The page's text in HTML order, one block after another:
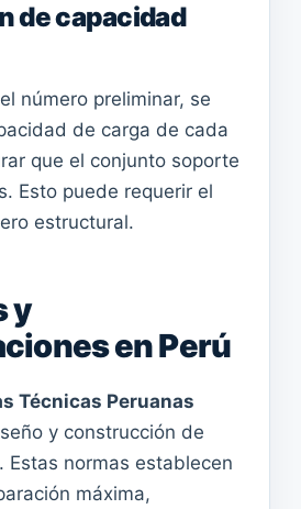
de capacidad
número preliminar, se
de carga de cada
que el conjunto soporte
Esto puede requerir el
estructural.
y
en Perú
Técnicas Peruanas
y construcción de
Estas normas establecen
máxima,